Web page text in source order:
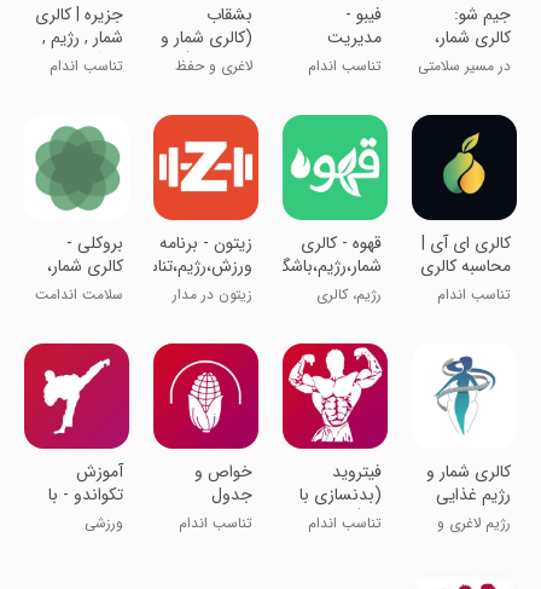
جیم شو:
کالری شمار،
رژیم، ورزش
در خانه
در مسیر سلامتی
‏‏فیبو -
مدیریت
تغذیه و
تناسب اندام
تناسب اندام
بشقاب
(کالری شمار و
قدم شمار)
لاغری و حفظ
جزیره | کالری
شمار , رژیم ,
باشگاه
تناسب اندام
‏‏کالری ای آی |
محاسبه کالری
با یک عکس
تناسب اندام
‏قهوه - کالری
شمار،رژیم،باشگاه
رژیم، کالری
فستینگ
‏‏زیتون - برنامه
ورزش،رژیم،تناسب
اندام
زیتون در مدار
‏بروکلی -
کالری شمار،
رژیم و تناسب
سلامت اندامت
‏‏‏‏کالری شمار و
رژیم غذایی
هوشمند
رژیم لاغری و
فیتروید
(بدنسازی با
gif)
تناسب اندام
خواص و
جدول
ارزش‌غذایی
مواد + کالری
تناسب اندام
‏آموزش
تکواندو - با
ویدئو
ورزشی